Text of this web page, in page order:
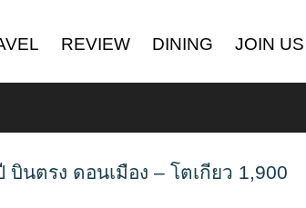
REVIEW DINING JOIN US
บินตรง ดอนเมือง – โตเกียว 1,900